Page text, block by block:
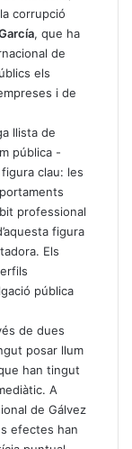
corrupció
, que ha
de
els
i de
llista de
pública -
clau: les
professional
figura
Els
pública
de dues
posar llum
han tingut
A
de Gálvez
efectes han